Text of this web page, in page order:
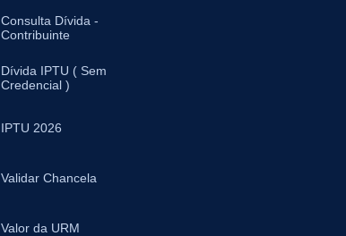
Consulta Dívida -
Contribuinte
Dívida IPTU ( Sem
Credencial )
IPTU 2026
Validar Chancela
Valor da URM